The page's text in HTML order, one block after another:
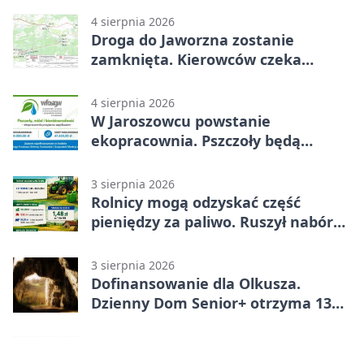
4 sierpnia 2026
Droga do Jaworzna zostanie
zamknięta. Kierowców czeka
4 sierpnia 2026
W Jaroszowcu powstanie
ekopracownia. Pszczoły będą
3 sierpnia 2026
Rolnicy mogą odzyskać część
pieniędzy za paliwo. Ruszył nabór
3 sierpnia 2026
Dofinansowanie dla Olkusza.
Dzienny Dom Senior+ otrzyma 134